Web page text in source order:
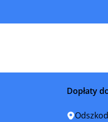
Dopłaty